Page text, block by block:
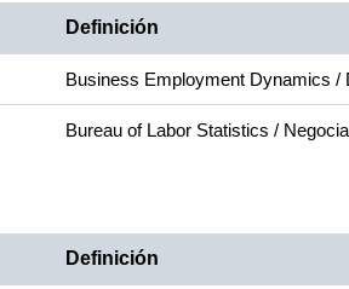
Definición
Business Employment Dynamics /
Bureau of Labor Statistics /
Definición